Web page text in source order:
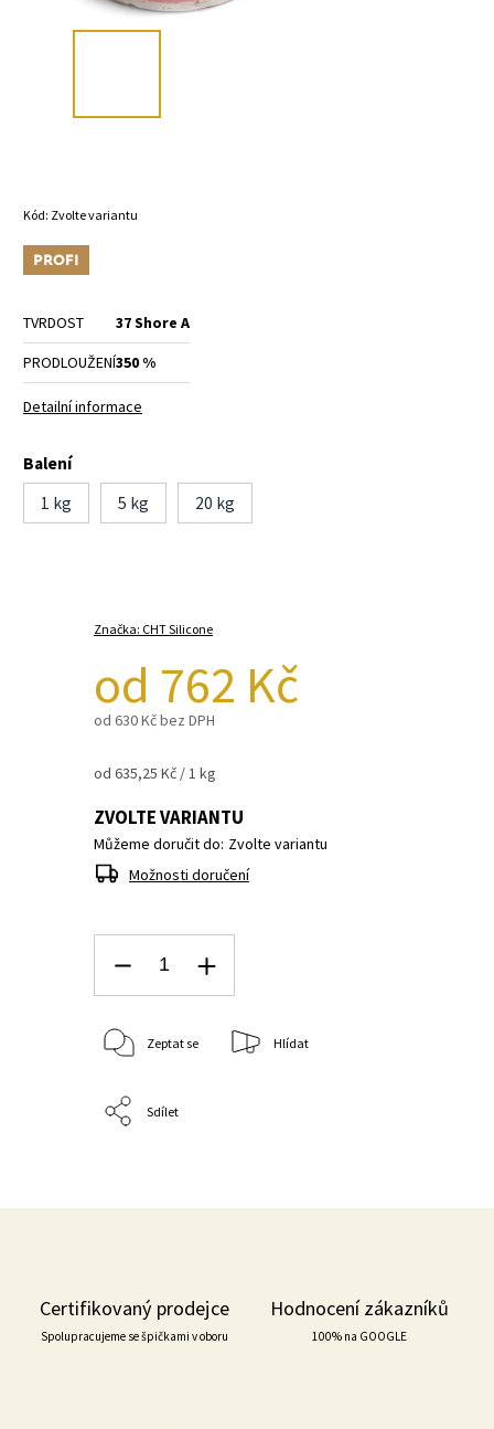
Kód: Zvolte variantu
TVRDOST
37 Shore A
PRODLOUŽENÍ350 %
Detailní informace
Tip
Balení
1 kg
5 kg 20 kg
Značka: CHT Silicone
od 762 Kč
od 630 Kčbez DPH
od 635,25 Kč / 1 kg
ZVOLTE VARIANTU
Můžeme doručit do: Zvolte variantu
Možnosti doručení
Zeptat se Hlídat
Sdílet
Certifikovaný prodejce
Spolupracujeme se špičkami v oboru
Hodnocení zákazníků
100% na GOOGLE